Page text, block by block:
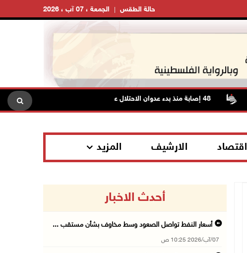
الجمعة ، 07 آب ، 2026 حالة الطقس
اقتصاد الارشيف المزيد
أحدث الاخبار
أسعار النفط تواصل الصعود وسط مخاوف بشأن مستقب ...
07/آب/2026 10:25 ص